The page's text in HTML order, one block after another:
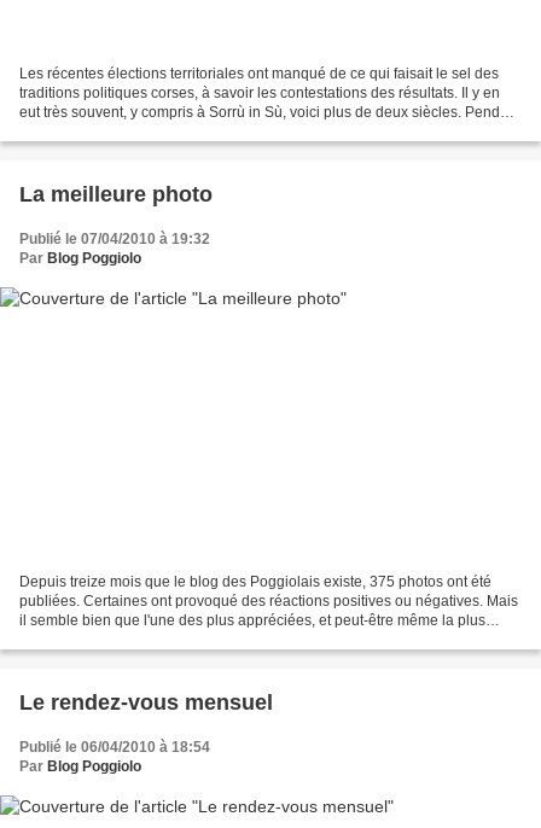
Les récentes élections territoriales ont manqué de ce qui faisait le sel des
traditions politiques corses, à savoir les contestations des résultats. Il y en
eut très souvent, y compris à Sorrù in Sù, voici plus de deux siècles. Pendant
La meilleure photo
Publié le 07/04/2010 à 19:32
Par Blog Poggiolo
Depuis treize mois que le blog des Poggiolais existe, 375 photos ont été
publiées. Certaines ont provoqué des réactions positives ou négatives. Mais
il semble bien que l'une des plus appréciées, et peut-être même la plus
Le rendez-vous mensuel
Publié le 06/04/2010 à 18:54
Par Blog Poggiolo